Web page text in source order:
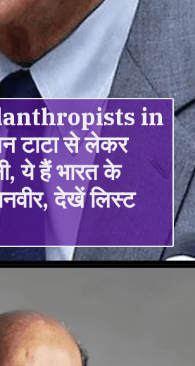
in
टाटा से लेकर
ये हैं भारत के
देखें लिस्ट